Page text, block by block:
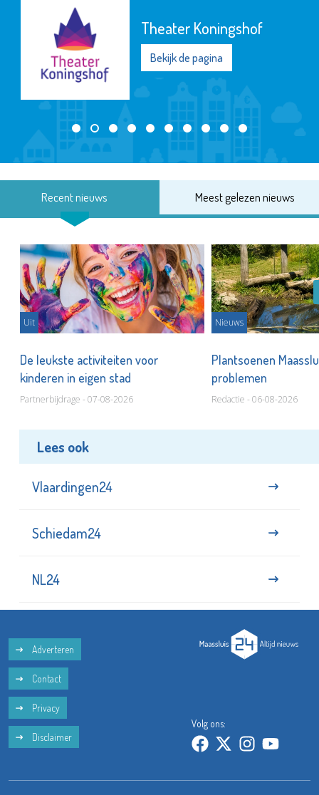
Theater Koningshof
Bekijk de pagina
Recent nieuws Meest gelezen nieuws
Uit
De leukste activiteiten voor
kinderen in eigen stad
Partnerbijdrage - 07-08-2026
Nieuws
Plantsoenen
problemen
Redactie - 06-08-2026
Lees ook
Vlaardingen24
Schiedam24
NL24
Adverteren
Contact
Privacy
Disclaimer
Volg ons: